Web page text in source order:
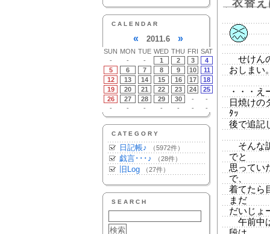
CALENDAR
« 2011.6 »
SUN MON TUE WED THU FRI SAT
-
- - 1 2 3
4
5
6 7 8 9 10
11
12
13 14 15 16 17
18
19
20 21 22 23 24
25
26
27 28 29 30 -
-
-
- - - - - -
CATEGORY
日記帳♪ （5972件）
戯言･･･♪ （28件）
旧Log （27件）
SEARCH
衣替
せけん
おしまい
・・・
日焼けの
ﾀｯ
後で追記
そんな
でと
思ってい
で、
着てたら
まだ
だいじょ
午前中